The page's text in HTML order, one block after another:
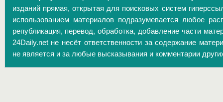
изданий прямая, открытая для поисковых систем
использованием материалов подразумевается любое
републикация, перевод, обработка, добавление части
24Daily.net не несёт ответственности за содержание
не является и за любые высказывания и комментарии